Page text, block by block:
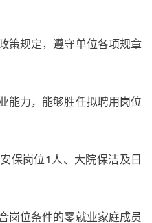
策规定，遵守单位各项规章
能力，能够胜任拟聘用岗位
保岗位1人、大院保洁及日
岗位条件的零就业家庭成员